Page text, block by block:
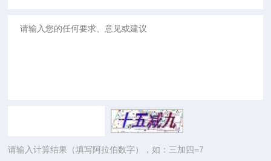
请输入计算结果（填写阿拉伯数字），如：三加四=7